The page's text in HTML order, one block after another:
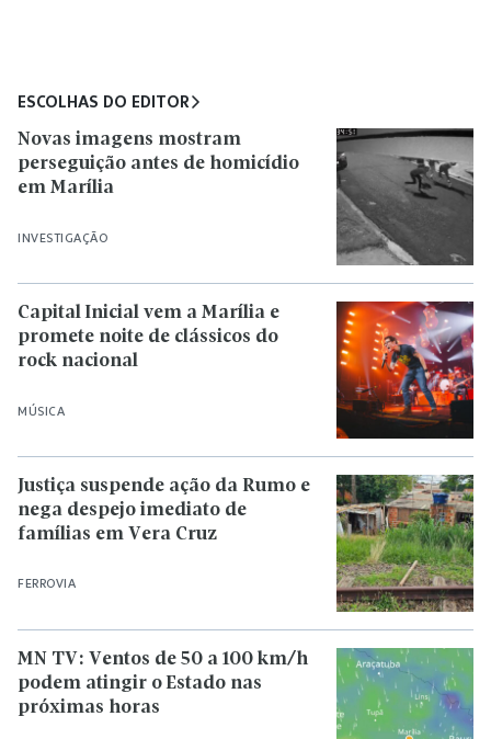
ESCOLHAS DO EDITOR
INVESTIGAÇÃO
Novas imagens mostram
perseguição antes de homicídio
em Marília
MÚSICA
Capital Inicial vem a Marília e
promete noite de clássicos do
rock nacional
FERROVIA
Justiça suspende ação da Rumo e
nega despejo imediato de
famílias em Vera Cruz
MN TV: Ventos de 50 a 100 km/h
podem atingir o Estado nas
próximas horas